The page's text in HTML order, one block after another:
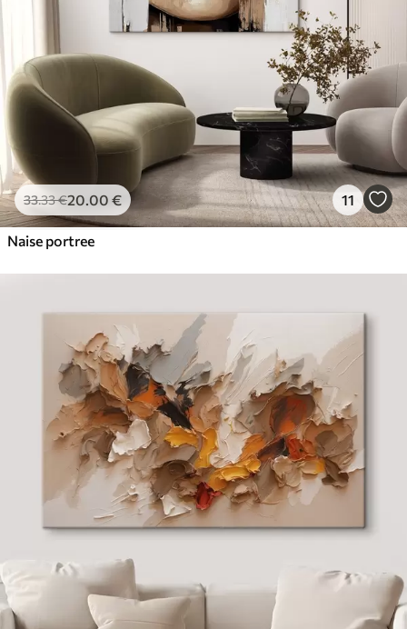
33.33€20.00 € 11
Naise portree